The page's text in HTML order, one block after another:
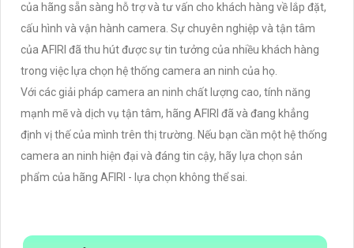
của hãng sẵn sàng hỗ trợ và tư vấn cho khách hàng về lắp đặt,
cấu hình và vận hành camera. Sự chuyên nghiệp và tận tâm
của AFIRI đã thu hút được sự tin tưởng của nhiều khách hàng
trong việc lựa chọn hệ thống camera an ninh của họ.
Với các giải pháp camera an ninh chất lượng cao, tính năng
mạnh mẽ và dịch vụ tận tâm, hãng AFIRI đã và đang khẳng
định vị thế của mình trên thị trường. Nếu bạn cần một hệ thống
camera an ninh hiện đại và đáng tin cậy, hãy lựa chọn sản
phẩm của hãng AFIRI - lựa chọn không thể sai.